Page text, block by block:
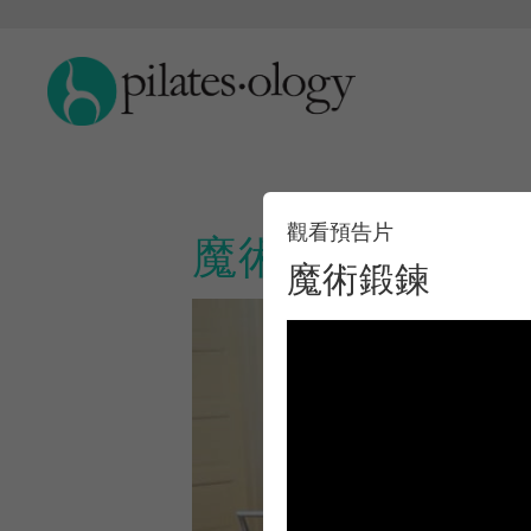
魔術鍛鍊
觀看預告片
魔術鍛鍊